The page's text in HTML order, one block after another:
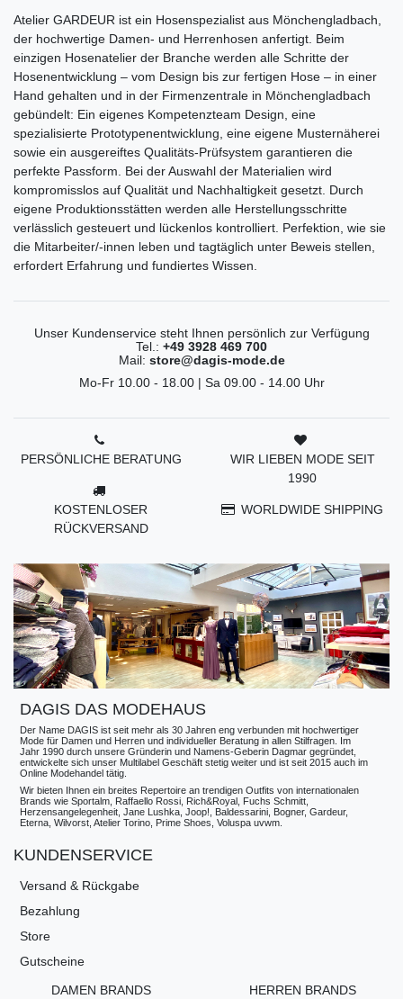
Atelier GARDEUR ist ein Hosenspezialist aus Mönchengladbach,
der hochwertige Damen- und Herrenhosen anfertigt. Beim
einzigen Hosenatelier der Branche werden alle Schritte der
Hosenentwicklung – vom Design bis zur fertigen Hose – in einer
Hand gehalten und in der Firmenzentrale in Mönchengladbach
gebündelt: Ein eigenes Kompetenzteam Design, eine
spezialisierte Prototypenentwicklung, eine eigene Musternäherei
sowie ein ausgereiftes Qualitäts-Prüfsystem garantieren die
perfekte Passform. Bei der Auswahl der Materialien wird
kompromisslos auf Qualität und Nachhaltigkeit gesetzt. Durch
eigene Produktionsstätten werden alle Herstellungsschritte
verlässlich gesteuert und lückenlos kontrolliert. Perfektion, wie sie
die Mitarbeiter/-innen leben und tagtäglich unter Beweis stellen,
erfordert Erfahrung und fundiertes Wissen.
Unser Kundenservice steht Ihnen persönlich zur Verfügung
Tel.: +49 3928 469 700
Mail: store@dagis-mode.de
Mo-Fr 10.00 - 18.00 | Sa 09.00 - 14.00 Uhr
PERSÖNLICHE BERATUNG
KOSTENLOSER
RÜCKVERSAND
WIR LIEBEN MODE SEIT
1990
WORLDWIDE SHIPPING
DAGIS DAS MODEHAUS
Der Name DAGIS ist seit mehr als 30 Jahren eng verbunden mit hochwertiger
Mode für Damen und Herren und individueller Beratung in allen Stilfragen. Im
Jahr 1990 durch unsere Gründerin und Namens-Geberin Dagmar gegründet,
entwickelte sich unser Multilabel Geschäft stetig weiter und ist seit 2015 auch im
Online Modehandel tätig.
Wir bieten Ihnen ein breites Repertoire an trendigen Outfits von internationalen
Brands wie Sportalm, Raffaello Rossi, Rich&Royal, Fuchs Schmitt,
Herzensangelegenheit, Jane Lushka, Joop!, Baldessarini, Bogner, Gardeur,
Eterna, Wilvorst, Atelier Torino, Prime Shoes, Voluspa uvwm.
KUNDENSERVICE
Versand & Rückgabe
Bezahlung
Store
Gutscheine
DAMEN BRANDS
HERREN BRANDS